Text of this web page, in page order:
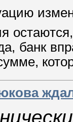
банк